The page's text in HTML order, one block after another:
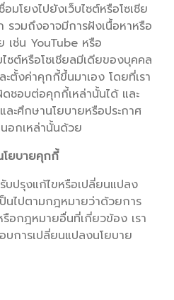
อมโยงไปยังเว็บไซต์หรือโซเชีย
วมถึงอาจมีการฝังเนื้อหาหรือ
เช่น YouTube หรือ
ซต์หรือโซเชียลมีเดียของบุคคล
ตั้งค่าคุกกี้ขึ้นมาเอง โดยที่เรา
ชอบต่อคุกกี้เหล่านั้นได้ และ
ละศึกษานโยบายหรือประกาศ
อกเหล่านั้นด้วย
โยบายคุกกี้
ปรุงแก้ไขหรือเปลี่ยนแปลง
ป็นไปตามกฎหมายว่าด้วยการ
อกฎหมายอื่นที่เกี่ยวข้อง เรา
บการเปลี่ยนแปลงนโยบาย